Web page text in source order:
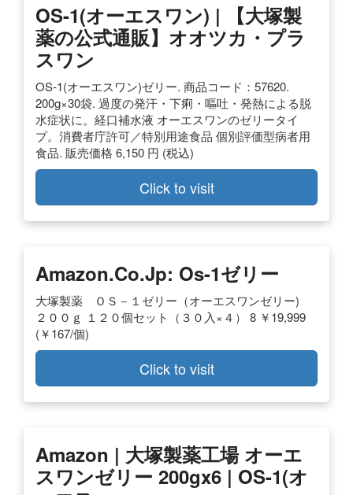
OS-1(オーエスワン) | 【大塚製
薬の公式通販】オオツカ・プラ
スワン
OS-1(オーエスワン)ゼリー. 商品コード：57620.
200g×30袋. 過度の発汗・下痢・嘔吐・発熱による脱
水症状に。経口補水液 オーエスワンのゼリータイ
プ。消費者庁許可／特別用途食品 個別評価型病者用
食品. 販売価格 6,150 円 (税込)
Click to visit
Amazon.co.jp: Os-1ゼリー
大塚製薬 ＯＳ－１ゼリー（オーエスワンゼリー)
２００ｇ １２０個セット（３０入×４） 8 ￥19,999
(￥167/個)
Click to visit
Amazon | 大塚製薬工場 オーエ
スワンゼリー 200gx6 | OS-1(オ